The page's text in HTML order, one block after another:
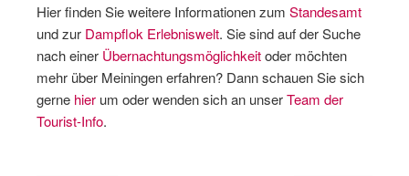
Hier finden Sie weitere Informationen zum Standesamt
und zur Dampflok Erlebniswelt. Sie sind auf der Suche
nach einer Übernachtungsmöglichkeitoder möchten
mehr über Meiningen erfahren? Dann schauen Sie sich
gerne hier um oder wenden sich an unserTeam der
Tourist-Info.